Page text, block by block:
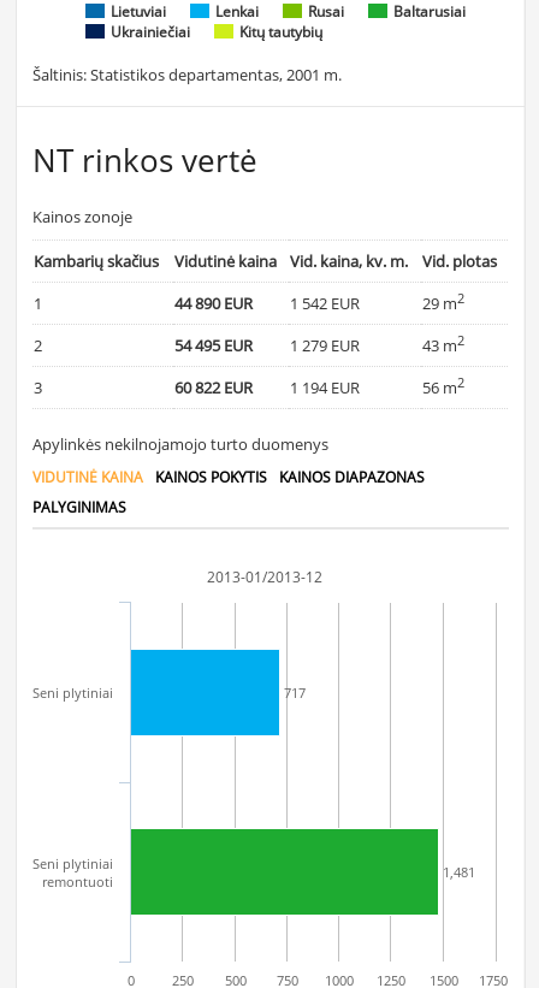
Lietuviai Lenkai Rusai
Baltarusiai
Ukrainiečiai
Kitų tautybių
Šaltinis: Statistikos departamentas, 2001 m.
NT rinkos vertė
Kainos zonoje
Kambarių skačius Vidutinė kaina Vid. kaina, kv. m.
Vid. plotas
1
44 890 EUR 1 542 EUR 29 m2
2 54 495 EUR 1 279 EUR 43 m2
3 60 822 EUR 1 194 EUR 56 m2
Apylinkės nekilnojamojo turto duomenys
VIDUTINĖ KAINA KAINOS POKYTIS
KAINOS DIAPAZONAS
PALYGINIMAS
2013-01/2013-12
717
1,481
Seni plytiniai
Seni plytiniai
remontuoti
0 250 500 750 1000 1250 1500 1750